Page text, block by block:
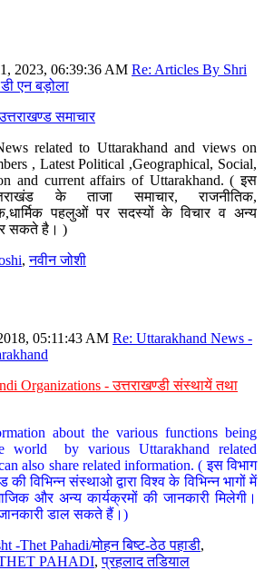
2023, 06:39:36 AM Re: Articles By Shri
एन बड़ोला
समाचार
related to Uttarakhand and views on
, Latest Political ,Geographical, Social,
and current affairs of Uttarakhand. ( इस
के ताजा समाचार, राजनीतिक,
पहलुओं पर सदस्यों के विचार व अन्य
सकते है। )
,नवीन जोशी
05:11:43 AM Re: Uttarakhand News -
Organizations - उत्तराखण्डी संस्थायें तथा
about the various functions being
world by various Uttarakhand related
also share related information. ( इस विभाग
विभिन्न संस्थाओ द्वारा विश्व के विभिन्न भागों में
और अन्य कार्यक्रमों की जानकारी मिलेगी।
डाल सकते हैं।)
-Thet Pahadi/मोहन बिष्ट-ठेठ पहाडी,
PAHADI,प्रहलाद तडियाल